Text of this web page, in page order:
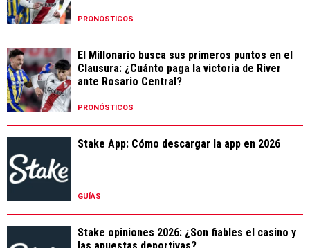
PRONÓSTICOS
El Millonario busca sus primeros puntos en el
Clausura: ¿Cuánto paga la victoria de River
ante Rosario Central?
PRONÓSTICOS
Stake App: Cómo descargar la app en 2026
GUÍAS
Stake opiniones 2026: ¿Son fiables el casino y
las apuestas deportivas?